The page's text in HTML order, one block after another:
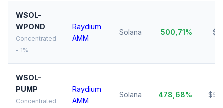
WSOL-
WPOND
Concentrated
- 1%
Raydium
AMM
Solana 500,71%
WSOL-
PUMP
Concentrated
Raydium
AMM
Solana 478,68%